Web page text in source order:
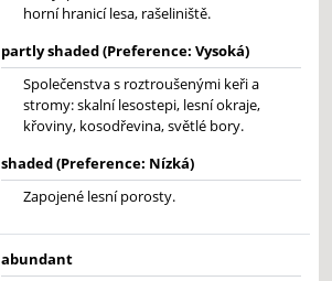
horní hranicí lesa, rašeliniště.
partly shaded (Preference: Vysoká)
Společenstva s roztroušenými keři a
stromy: skalní lesostepi, lesní okraje,
křoviny, kosodřevina, světlé bory.
shaded (Preference: Nízká)
Zapojené lesní porosty.
abundant